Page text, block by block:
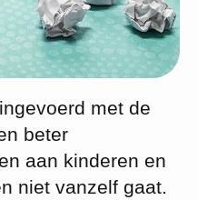
met de
beter
aan kinderen en
niet vanzelf gaat.